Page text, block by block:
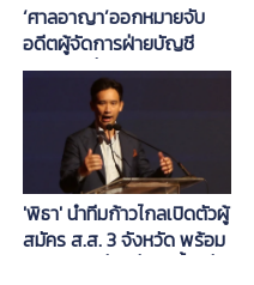
‘ศาลอาญา’ออกหมายจับ
อดีตผู้จัดการฝ่ายบัญชี
สมาคมผู้สื่อข่าวเศรษฐกิจ
เจตนาลักทรัพย์
'พิธา' นำทีมก้าวไกลเปิดตัวผู้
สมัคร ส.ส. 3 จังหวัด พร้อม